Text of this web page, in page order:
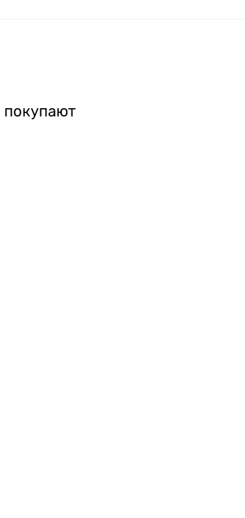
покупают